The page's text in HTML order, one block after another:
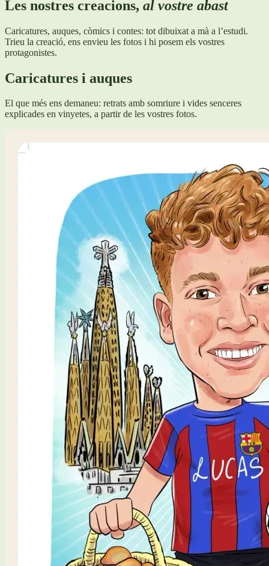
Les nostres creacions, al vostre abast
Caricatures, auques, còmics i contes: tot dibuixat a mà a l’estudi.
Trieu la creació, ens envieu les fotos i hi posem els vostres
protagonistes.
Caricatures i auques
El que més ens demaneu: retrats amb somriure i vides senceres
explicades en vinyetes, a partir de les vostres fotos.